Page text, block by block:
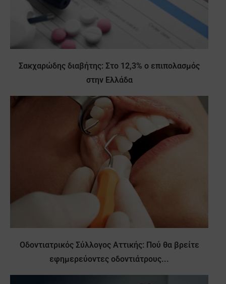
Σακχαρώδης διαβήτης: Στο 12,3% ο επιπολασμός
στην Ελλάδα
Οδοντιατρικός Σύλλογος Αττικής: Πού θα βρείτε
εφημερεύοντες οδοντιάτρους...